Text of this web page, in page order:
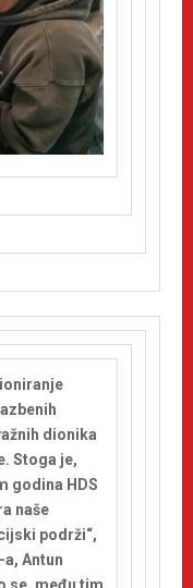
dionika
Stoga je,
godina HDS
naše
podrži“,
Antun
se, među tim